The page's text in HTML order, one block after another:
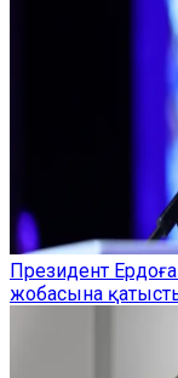
Президент
жобасына